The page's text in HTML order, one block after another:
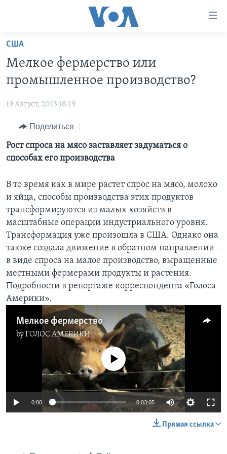
Перейти
основной
контент
Перейти
навигации
Перейти
ПРОГРАММЫ
НОВОСТИ ЗА МИНУТУ
ИТОГИ
ПОЧЕМУ ЭТО ВАЖНО?
ДИСКУССИЯ VOA
ДЕТАЛИ
НЬЮ-ЙОРК NEW YORK
АМЕРИКА. БОЛЬШОЕ ПУТЕШЕСТВИЕ
ПРОЕКТЫ
УЧИМ АНГЛИЙСКИЙ
НАША АМЕРИКАНСКАЯ ИСТОРИЯ
А КАК В АМЕРИКЕ?
АМЕРИКАНСКИЕ ГОРОДКИ
ТЕСТЫ
ЭКСПЕРТИЗА
ИНТЕРВЬЮ
ФАКТЫ ПРОТИВ ФЕЙКОВ
ЗА СВОБОДУ ПРЕССЫ
УЧИМ АНГЛИЙСКИЙ
ВИДЕО
ПОДПИСКА НА НОВОСТИ
Learning English
СОЦИАЛЬНЫЕ СЕТИ
Языки
США
Мелкое фермерство или
промышленное производство?
19 Август, 2013 18:19
Поделиться
Рост спроса на мясо заставляет задуматься о
способах его производства
В то время как в мире растет спрос на мясо, молоко
и яйца, способы производства этих продуктов
трансформируются из малых хозяйств в
масштабные операции индустриального уровня.
Трансформация уже произошла в США. Однако она
также создала движение в обратном направлении –
в виде спроса на малое производство, выращенные
местными фермерами продукты и растения.
Подробности в репортаже корреспондента «Голоса
Америки».
Мелкое фермерство
byГОЛОС АМЕРИКИ
No media source currently available
0:00 0:03:05
Прямая ссылка